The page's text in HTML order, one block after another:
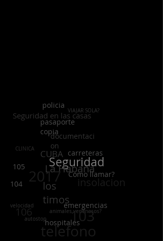
CUBA carreteras
CLINICA
documentaci
on
pasaporte
copia
policia
VIAJAR SOLA?
Seguridad
La Habana
Como llamar?
2017
105
104
los
timosemergencias
velocidad
animales venenosos?
insolacion
telefono
106 103
hospitales
autostop
Seguridad en las casas